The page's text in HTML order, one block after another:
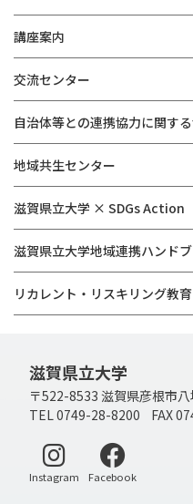
講座案内
交流センター
自治体等との連携協力に関す
地域共生センター
滋賀県立大学 × SDGs Action
滋賀県立大学地域連携ハンド
リカレント・リスキリング教育
滋賀県立大学
〒522-8533 滋賀県彦根市
TEL 0749-28-8200 FAX
Instagram 別ウィンドウで開く
Facebook別ウィンド